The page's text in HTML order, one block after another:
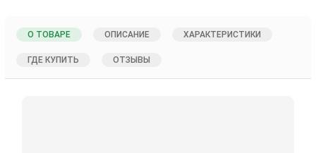
О ТОВАРЕ ОПИСАНИЕ ХАРАКТЕРИСТИКИ
ГДЕ КУПИТЬ ОТЗЫВЫ